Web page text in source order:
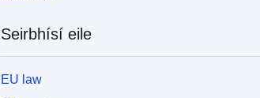
Seirbhísí eile
EU law